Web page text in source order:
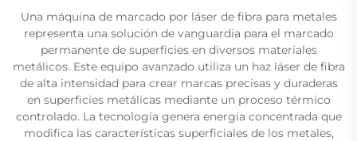
Una máquina de marcado por láser de fibra para metales
representa una solución de vanguardia para el marcado
permanente de superficies en diversos materiales
metálicos. Este equipo avanzado utiliza un haz láser de fibra
de alta intensidad para crear marcas precisas y duraderas
en superficies metálicas mediante un proceso térmico
controlado. La tecnología genera energía concentrada que
modifica las características superficiales de los metales,